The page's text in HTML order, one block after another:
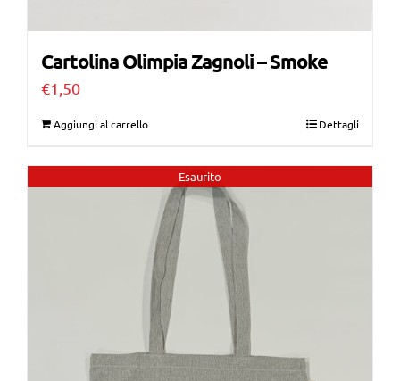
Cartolina Olimpia Zagnoli – Smoke
€1,50
Aggiungi al carrello Dettagli
Esaurito